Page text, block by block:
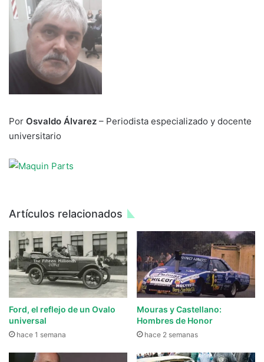
Por Osvaldo Álvarez – Periodista especializado y docente
universitario
Artículos relacionados
Ford, el reflejo de un Ovalo
universal
hace 1 semana
Mouras y Castellano:
Hombres de Honor
hace 2 semanas